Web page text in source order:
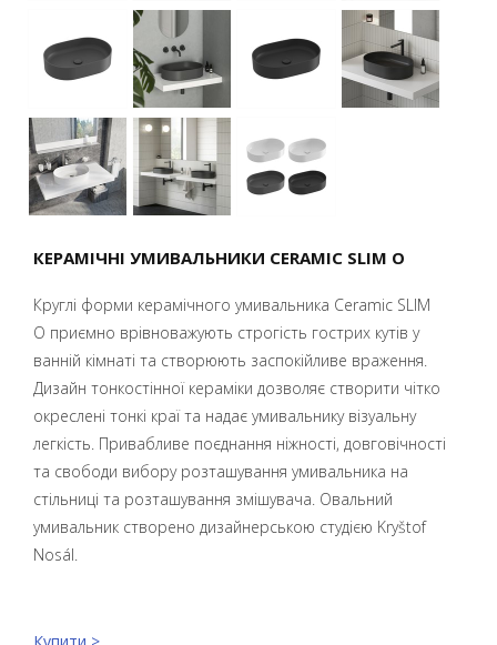
КЕРАМІЧНІ УМИВАЛЬНИКИ CERAMIC SLIM O
Круглі форми керамічного умивальника Ceramic SLIM
O приємно врівноважують строгість гострих кутів у
ванній кімнаті та створюють заспокійливе враження.
Дизайн тонкостінної кераміки дозволяє створити чітко
окреслені тонкі краї та надає умивальнику візуальну
легкість. Привабливе поєднання ніжності, довговічності
та свободи вибору розташування умивальника на
стільниці та розташування змішувача. Овальний
умивальник створено дизайнерською студією Kryštof
Nosál.